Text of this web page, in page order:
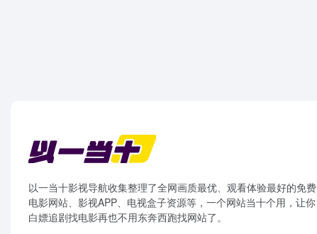
以一当十影视导航收集整理了全网画质最优、观看体验最好的免费
电影网站、影视APP、电视盒子资源等，一个网站当十个用，让你
白嫖追剧找电影再也不用东奔西跑找网站了。